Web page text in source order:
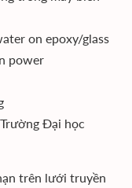
on epoxy/glass
power
Đại học
trên lưới truyền